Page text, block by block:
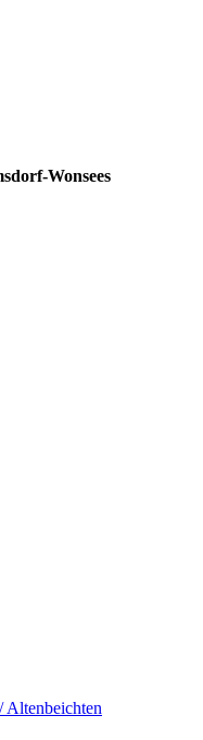
Wonsees
Altenbeichten